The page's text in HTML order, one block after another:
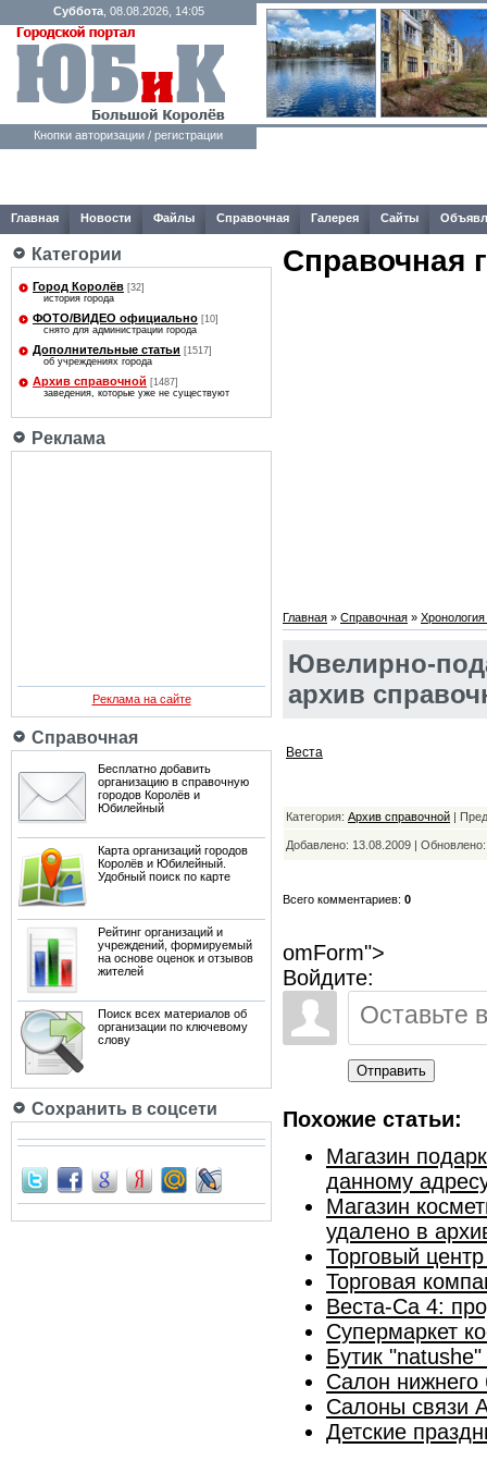
Суббота, 08.08.2026, 14:05
Кнопки авторизации / регистрации
Главная Новости Файлы Справочная Галерея Сайты
Категории
Город Королёв [32]
история города
ФОТО/ВИДЕО официально [10]
снято для администрации города
Дополнительные статьи [1517]
об учреждениях города
Архив справочной [1487]
заведения, которые уже не существуют
Реклама
Реклама на сайте
Справочная
Бесплатно добавить
организацию в справочную
городов Королёв и
Юбилейный
Карта организаций городов
Королёв и Юбилейный.
Удобный поиск по карте
Рейтинг организаций и
учреждений, формируемый
на основе оценок и отзывов
жителей
Поиск всех материалов об
организации по ключевому
слову
Сохранить в соцсети
Справочная
Главная » Справочная »
Ювелирно-
архив
Веста
Категория: Архив справочной |
Добавлено: 13.08.2009 |
Всего комментариев: 0
omForm">
Войдите:
Отправить
Похожие статьи:
Магазин
данному
Магазин
удалено в
Торговый
Торговая
Веста-Са 4:
Супермаркет
Бутик
Салон нижнего
Салоны связи
Детские